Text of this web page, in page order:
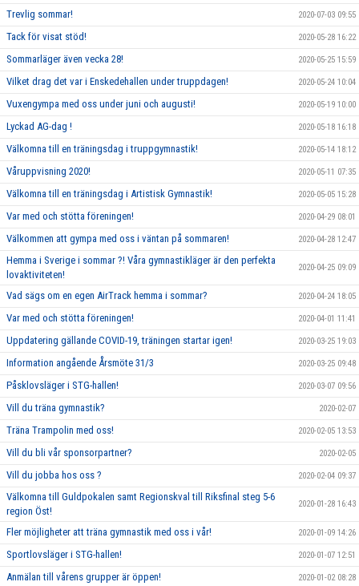
Trevlig sommar! 2020-07-03 09:55
Tack för visat stöd! 2020-05-28 16:22
Sommarläger även vecka 28! 2020-05-25 15:59
Vilket drag det var i Enskedehallen under truppdagen! 2020-05-24 10:04
Vuxengympa med oss under juni och augusti! 2020-05-19 10:00
Lyckad AG-dag ! 2020-05-18 16:18
Välkomna till en träningsdag i truppgymnastik! 2020-05-14 18:12
Våruppvisning 2020! 2020-05-11 07:35
Välkomna till en träningsdag i Artistisk Gymnastik! 2020-05-05 15:28
Var med och stötta föreningen! 2020-04-29 08:01
Välkommen att gympa med oss i väntan på sommaren! 2020-04-28 12:47
Hemma i Sverige i sommar ?! Våra gymnastikläger är den perfekta
lovaktiviteten!
2020-04-25 09:09
Vad sägs om en egen AirTrack hemma i sommar? 2020-04-24 18:05
Var med och stötta föreningen! 2020-04-01 11:41
Uppdatering gällande COVID-19, träningen startar igen! 2020-03-25 19:03
Information angående Årsmöte 31/3 2020-03-25 09:48
Påsklovsläger i STG-hallen! 2020-03-07 09:56
Vill du träna gymnastik? 2020-02-07
Träna Trampolin med oss! 2020-02-05 13:53
Vill du bli vår sponsorpartner? 2020-02-05
Vill du jobba hos oss ? 2020-02-04 09:37
Välkomna till Guldpokalen samt Regionskval till Riksfinal steg 5-6
region Öst!
2020-01-28 16:43
Fler möjligheter att träna gymnastik med oss i vår! 2020-01-09 14:26
Sportlovsläger i STG-hallen! 2020-01-07 12:51
Anmälan till vårens grupper är öppen! 2020-01-02 08:28